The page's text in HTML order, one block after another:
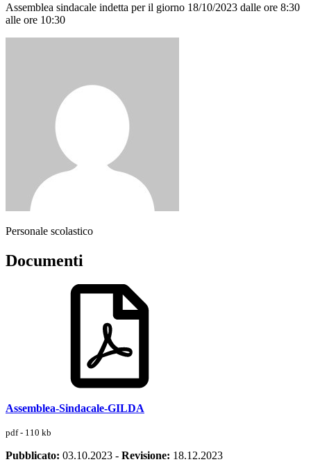
Assemblea sindacale indetta per il giorno 18/10/2023 dalle ore 8:30
alle ore 10:30
Personale scolastico
Documenti
Assemblea-Sindacale-GILDA
pdf - 110 kb
Pubblicato: 03.10.2023 - Revisione: 18.12.2023